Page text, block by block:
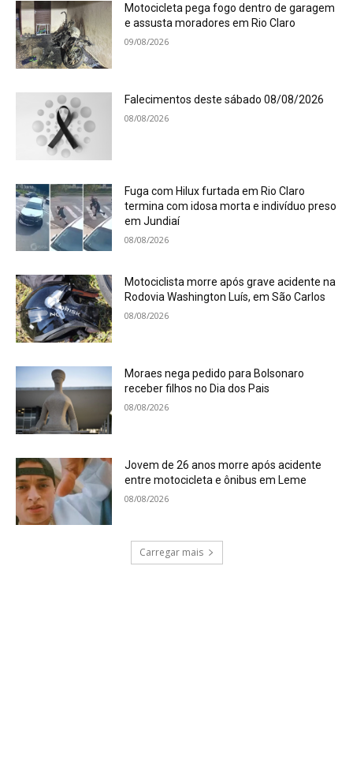
Motocicleta pega fogo dentro de garagem
e assusta moradores em Rio Claro
09/08/2026
Falecimentos deste sábado 08/08/2026
08/08/2026
Fuga com Hilux furtada em Rio Claro
termina com idosa morta e indivíduo preso
em Jundiaí
08/08/2026
Motociclista morre após grave acidente na
Rodovia Washington Luís, em São Carlos
08/08/2026
Moraes nega pedido para Bolsonaro
receber filhos no Dia dos Pais
08/08/2026
Jovem de 26 anos morre após acidente
entre motocicleta e ônibus em Leme
08/08/2026
Carregar mais